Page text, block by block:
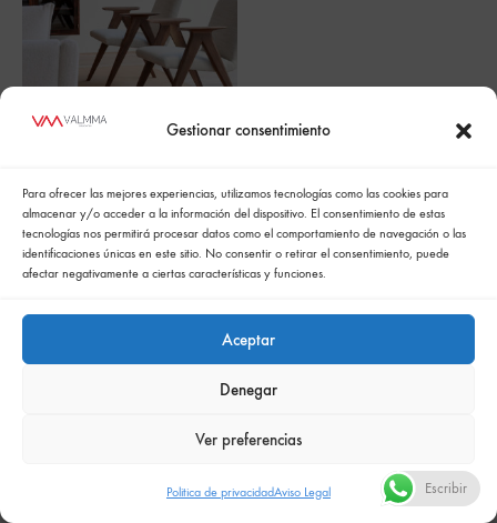
Gestionar consentimiento
Para ofrecer las mejores experiencias, utilizamos tecnologías como las cookies para
almacenar y/o acceder a la información del dispositivo. El consentimiento de estas
tecnologías nos permitirá procesar datos como el comportamiento de navegación o las
identificaciones únicas en este sitio. No consentir o retirar el consentimiento, puede
afectar negativamente a ciertas características y funciones.
Aceptar
Denegar
Ver preferencias
Politica de privacidadAviso Legal
Política integrada de gestión
Comunicación de la política de responsabilidad social empresarial
Escribir